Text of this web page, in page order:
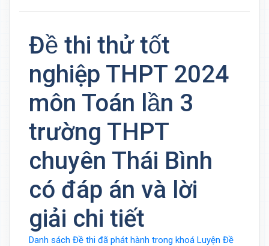
Đề thi thử tốt
nghiệp THPT 2024
môn Toán lần 3
trường THPT
chuyên Thái Bình
có đáp án và lời
giải chi tiết
Danh sách Đề thi đã phát hành trong khoá Luyện Đề